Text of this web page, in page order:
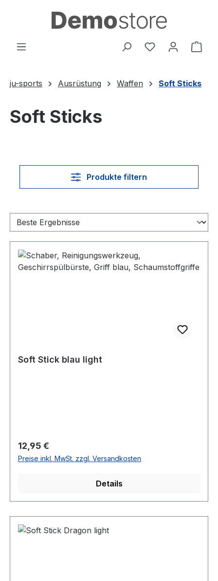
Zum Hauptinhalt springen
Du hast 0
ju-sports Ausrüstung Waffen Soft Sticks
Soft Sticks
Produkte filtern
Soft Stick blau light
Regulärer Preis:
12,95 €
Preise inkl. MwSt. zzgl. Versandkosten
Details